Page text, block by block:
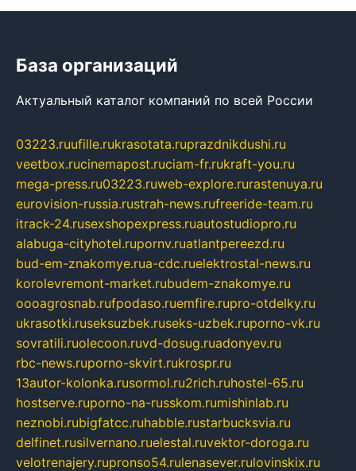
База организаций
Актуальный каталог компаний по всей России
03223.ruufille.rukrasotata.ruprazdnikdushi.ru
veetbox.rucinemapost.ruciam-fr.rukraft-you.ru
mega-press.ru03223.ruweb-explore.rurastenuya.ru
eurovision-russia.rustrah-news.rufreeride-team.ru
itrack-24.rusexshopexpress.ruautostudiopro.ru
alabuga-cityhotel.rupornv.ruatlantpereezd.ru
bud-em-znakomye.rua-cdc.ruelektrostal-news.ru
korolevremont-market.rubudem-znakomye.ru
oooagrosnab.rufpodaso.ruemfire.rupro-otdelky.ru
ukrasotki.ruseksuzbek.ruseks-uzbek.ruporno-vk.ru
sovratili.ruolecoon.ruvd-dosug.ruadonyev.ru
rbc-news.ruporno-skvirt.rukrospr.ru
13autor-kolonka.rusormol.ru2rich.ruhostel-65.ru
hostserve.ruporno-na-russkom.rumishinlab.ru
neznobi.rubigfatcc.ruhabble.rustarbucksvia.ru
delfinet.rusilvernano.ruelestal.ruvektor-doroga.ru
velotrenajery.rupronso54.rulenasever.rulovinskix.ru